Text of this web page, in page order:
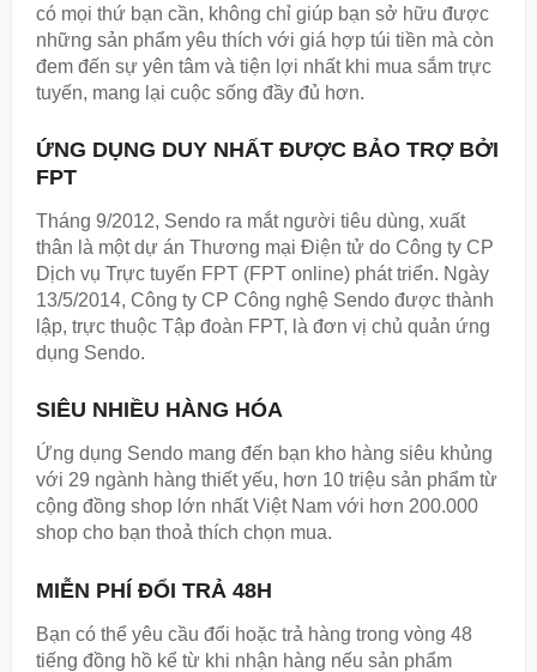
có mọi thứ bạn cần, không chỉ giúp bạn sở hữu được
những sản phẩm yêu thích với giá hợp túi tiền mà còn
đem đến sự yên tâm và tiện lợi nhất khi mua sắm trực
tuyến, mang lại cuộc sống đầy đủ hơn.
ỨNG DỤNG DUY NHẤT ĐƯỢC BẢO TRỢ BỞI
FPT
Tháng 9/2012, Sendo ra mắt người tiêu dùng, xuất
thân là một dự án Thương mại Điện tử do Công ty CP
Dịch vụ Trực tuyến FPT (FPT online) phát triển. Ngày
13/5/2014, Công ty CP Công nghệ Sendo được thành
lập, trực thuộc Tập đoàn FPT, là đơn vị chủ quản ứng
dụng Sendo.
SIÊU NHIỀU HÀNG HÓA
Ứng dụng Sendo mang đến bạn kho hàng siêu khủng
với 29 ngành hàng thiết yếu, hơn 10 triệu sản phẩm từ
cộng đồng shop lớn nhất Việt Nam với hơn 200.000
shop cho bạn thoả thích chọn mua.
MIỄN PHÍ ĐỔI TRẢ 48H
Bạn có thể yêu cầu đổi hoặc trả hàng trong vòng 48
tiếng đồng hồ kể từ khi nhận hàng nếu sản phẩm